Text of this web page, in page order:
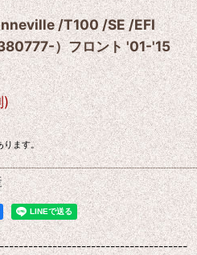
/T100 /SE /EFI
）フロント '01-'15
)
ります。